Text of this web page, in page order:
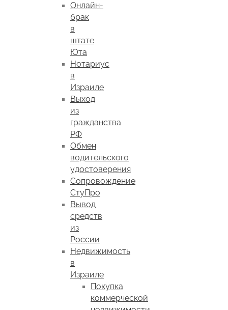
Онлайн-
брак
в
штате
Юта
Нотариус
в
Израиле
Выход
из
гражданства
РФ
Обмен
водительского
удостоверения
Сопровождение
СтуПро
Вывод
средств
из
России
Недвижимость
в
Израиле
Покупка
коммерческой